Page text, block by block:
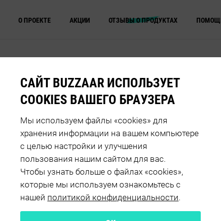
О ПРОЕКТЕ АКЦИИ ОТЗЫВЫ О ПРОДУКТАХ
О ПРОДУКТЕ
КАШКА
Оценка продукта
САЙТ BUZZAAR ИСПОЛЬЗУЕТ
COOKIES ВАШЕГО БРАУЗЕРА
Мы используем файлы «cookies» для
хранения информации на вашем компьютере
с целью настройки и улучшения
пользования нашим сайтом для вас.
Чтобы узнать больше о файлах «cookies»,
которые мы используем ознакомьтесь с
нашей политикой конфиденциальности.